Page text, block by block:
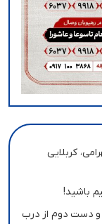
کربلایی
باشید!
و دست دوم از درب